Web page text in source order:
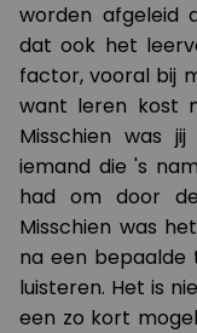
worden afgeleid
dat ook het
factor, vooral bij
want leren kost
Misschien was
iemand die 's
had om door
Misschien was
na een bepaalde
luisteren. Het is
een zo kort